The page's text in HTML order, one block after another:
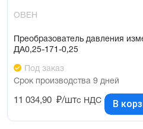
ОВЕН
Преобразователь давления
ДА0,25-171-0,25
Под заказ
Срок производства 9 дней
11 034,90 ₽/штс НДС В